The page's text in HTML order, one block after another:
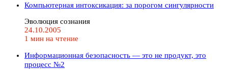
Компьютерная интоксикация: за порогом сингулярности
Эволюция сознания
24.10.2005
1 мин на чтение
Информационная безопасность — это не продукт, это
процесс №2